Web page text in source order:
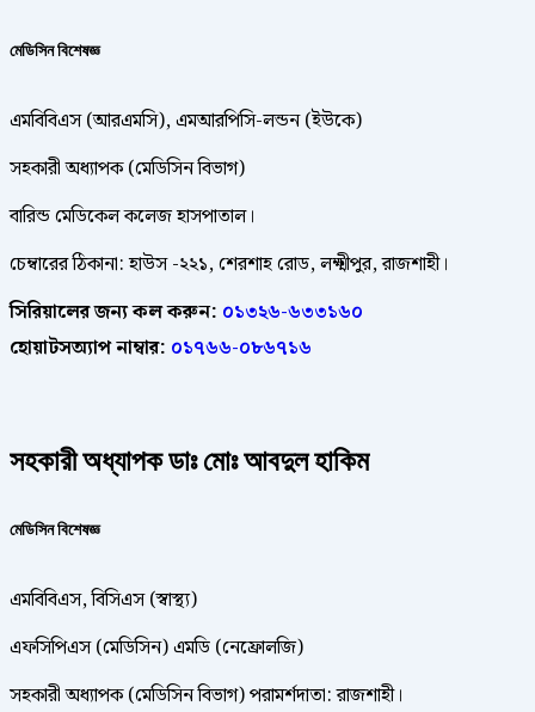
মেডিসিন বিশেষজ্ঞ
এমবিবিএস (আরএমসি), এমআরপিসি-লন্ডন (ইউকে)
সহকারী অধ্যাপক (মেডিসিন বিভাগ)
বারিন্ড মেডিকেল কলেজ হাসপাতাল।
চেম্বারের ঠিকানা: হাউস -২২১, শেরশাহ রোড, লক্ষ্মীপুর, রাজশাহী।
সিরিয়ালের জন্য কল করুন: ০১৩২৬-৬৩৩১৬০
হোয়াটসঅ্যাপ নাম্বার: ০১৭৬৬-০৮৬৭১৬
সহকারী অধ্যাপক ডাঃ মোঃ আবদুল হাকিম
মেডিসিন বিশেষজ্ঞ
এমবিবিএস, বিসিএস (স্বাস্থ্য)
এফসিপিএস (মেডিসিন) এমডি (নেফ্রোলজি)
সহকারী অধ্যাপক (মেডিসিন বিভাগ) পরামর্শদাতা: রাজশাহী।